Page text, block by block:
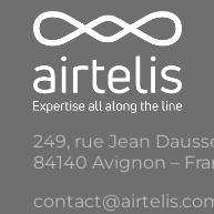
249, rue Jean
84140 Avignon –